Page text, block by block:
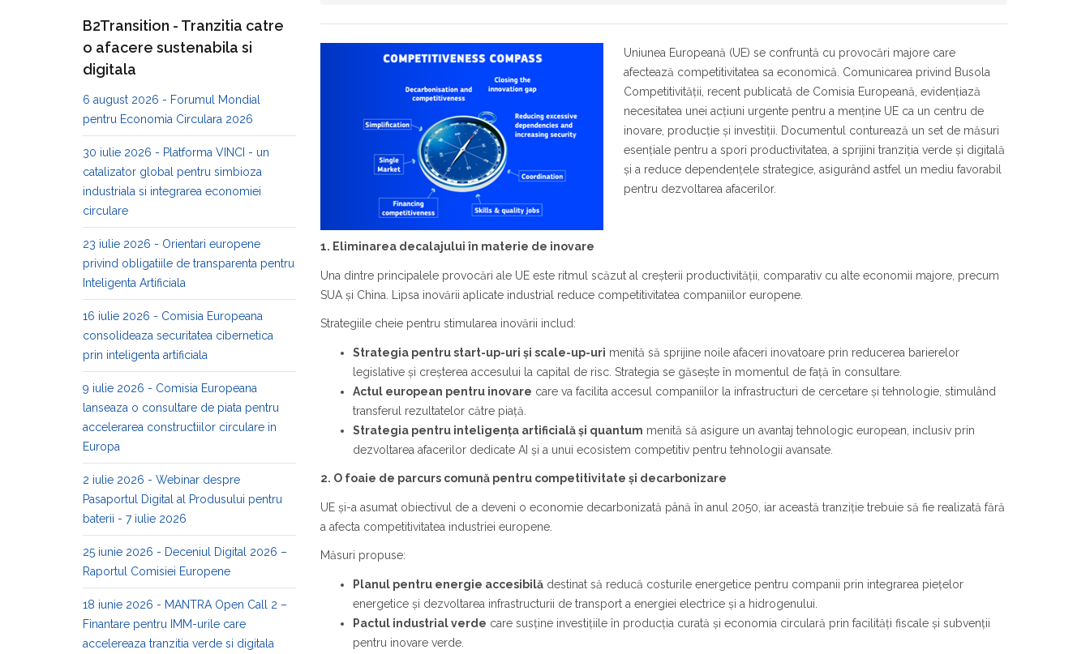
Uniunea Europeană (UE) se confruntă cu provocări majore care
afectează competitivitatea sa economică. Comunicarea privind Busola
Competitivității, recent publicată de Comisia Europeană, evidențiază
necesitatea unei acțiuni urgente pentru a menține UE ca un centru de
inovare, producție și investiții. Documentul conturează un set de măsuri
esențiale pentru a spori productivitatea, a sprijini tranziția verde și digitală
și a reduce dependențele strategice, asigurând astfel un mediu favorabil
pentru dezvoltarea afacerilor.
1. Eliminarea decalajului în materie de inovare
Una dintre principalele provocări ale UE este ritmul scăzut al creșterii productivității, comparativ cu alte economii majore, precum
SUA și China. Lipsa inovării aplicate industrial reduce competitivitatea companiilor europene.
Strategiile cheie pentru stimularea inovării includ:
Strategia pentru start-up-uri și scale-up-uri menită să sprijine noile afaceri inovatoare prin reducerea barierelor
legislative și creșterea accesului la capital de risc. Strategia se găsește în momentul de față în consultare.
Actul european pentru inovare care va facilita accesul companiilor la infrastructuri de cercetare și tehnologie, stimulând
transferul rezultatelor către piață.
Strategia pentru inteligența artificială și quantum menită să asigure un avantaj tehnologic european, inclusiv prin
dezvoltarea afacerilor dedicate AI și a unui ecosistem competitiv pentru tehnologii avansate.
2. O foaie de parcurs comună pentru competitivitate și decarbonizare
UE și-a asumat obiectivul de a deveni o economie decarbonizată până în anul 2050, iar această tranziție trebuie să fie realizată fără
a afecta competitivitatea industriei europene.
Măsuri propuse:
Planul pentru energie accesibilădestinat să reducă costurile energetice pentru companii prin integrarea piețelor
energetice și dezvoltarea infrastructurii de transport a energiei electrice și a hidrogenului.
Pactul industrial verde care susține investițiile în producția curată și economia circulară prin facilități fiscale și subvenții
pentru inovare verde.
B2Transition - Tranzitia catre
o afacere sustenabila si
digitala
6 august 2026 - Forumul Mondial
pentru Economia Circulara 2026
30 iulie 2026 - Platforma VINCI - un
catalizator global pentru simbioza
industriala si integrarea economiei
circulare
23 iulie 2026 - Orientari europene
privind obligatiile de transparenta pentru
Inteligenta Artificiala
16 iulie 2026 - Comisia Europeana
consolideaza securitatea cibernetica
prin inteligenta artificiala
9 iulie 2026 - Comisia Europeana
lanseaza o consultare de piata pentru
accelerarea constructiilor circulare in
Europa
2 iulie 2026 - Webinar despre
Pasaportul Digital al Produsului pentru
baterii - 7 iulie 2026
25 iunie 2026 - Deceniul Digital 2026 –
Raportul Comisiei Europene
18 iunie 2026 - MANTRA Open Call 2 –
Finantare pentru IMM-urile care
accelereaza tranzitia verde si digitala